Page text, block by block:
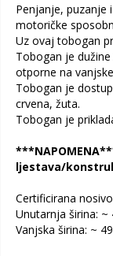
Penjanje, puzanje
motoričke
Uz ovaj tobogan
Tobogan je
otporne na
Tobogan je
crvena, žuta.
Tobogan je
ljestava/
Certificirana
Unutarnja širina: ~
Vanjska širina: ~